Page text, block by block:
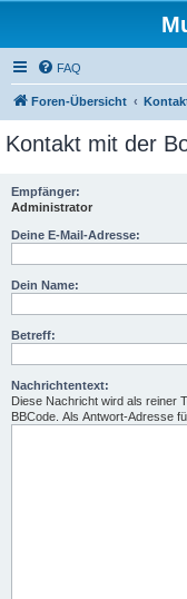
FAQ
Foren-Übersicht
Kontakt mit der
Empfänger:
Administrator
Deine E-Mail-Adresse:
Dein Name:
Betreff:
Nachrichtentext:
Diese Nachricht wird als reiner
BBCode. Als Antwort-Adresse